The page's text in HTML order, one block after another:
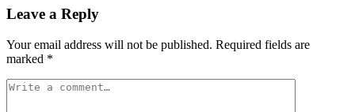
Leave a Reply
Your email address will not be published. Required fields are
marked *